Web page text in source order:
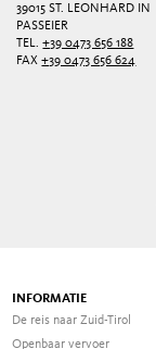
39015 ST. LEONHARD IN
PASSEIER
TEL.+39 0473 656 188
FAX+39 0473 656 624
INFORMATIE
De reis naar Zuid-Tirol
Openbaar vervoer